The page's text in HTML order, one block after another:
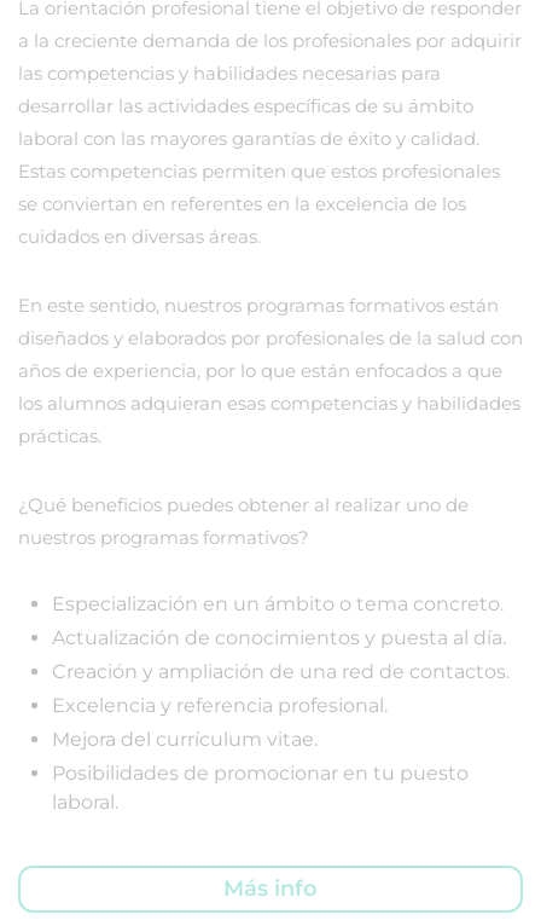
La orientación profesional tiene el objetivo de responder
a la creciente demanda de los profesionales por adquirir
las competencias y habilidades necesarias para
desarrollar las actividades específicas de su ámbito
laboral con las mayores garantías de éxito y calidad.
Estas competencias permiten que estos profesionales
se conviertan en referentes en la excelencia de los
cuidados en diversas áreas.
En este sentido, nuestros programas formativos están
diseñados y elaborados por profesionales de la salud con
años de experiencia, por lo que están enfocados a que
los alumnos adquieran esas competencias y habilidades
prácticas.
¿Qué beneficios puedes obtener al realizar uno de
nuestros programas formativos?
Especialización en un ámbito o tema concreto.
Actualización de conocimientos y puesta al día.
Creación y ampliación de una red de contactos.
Excelencia y referencia profesional.
Mejora del currículum vitae.
Posibilidades de promocionar en tu puesto
laboral.
Más info